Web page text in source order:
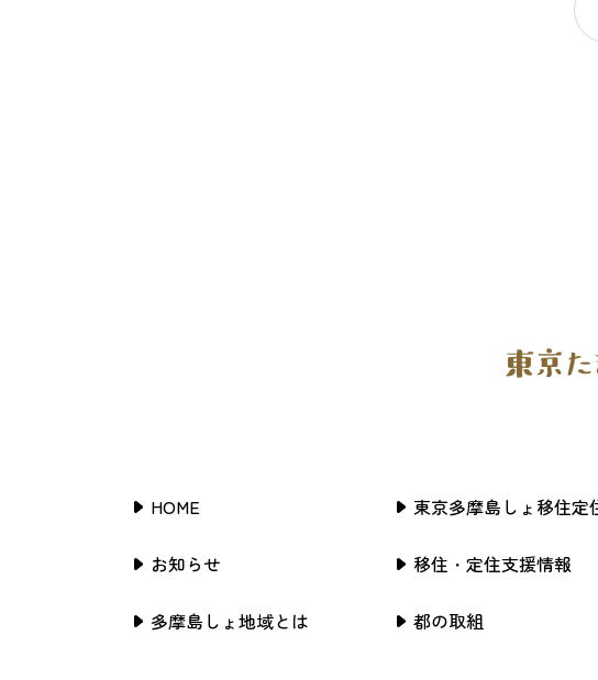
HOME
お知らせ
多摩島しょ地域とは
東京多摩島しょ移住定
移住・定住支援情報
都の取組